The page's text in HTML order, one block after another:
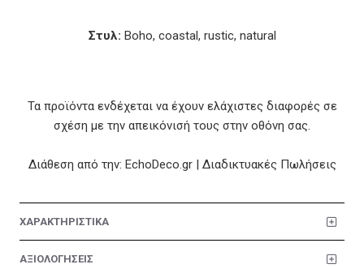
Στυλ: Boho, coastal, rustic, natural
Τα προϊόντα ενδέχεται να έχουν ελάχιστες διαφορές σε
σχέση με την απεικόνισή τους στην οθόνη σας.
Διάθεση από την: EchoDeco.gr | Διαδικτυακές Πωλήσεις
ΧΑΡΑΚΤΗΡΙΣΤΙΚΑ
ΑΞΙΟΛΟΓΗΣΕΙΣ